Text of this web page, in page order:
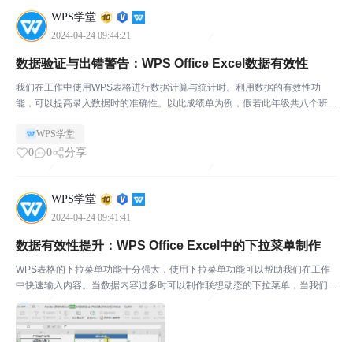
WPS学堂
2024-04-24 09:44:21
数据验证与出错警告：WPS Office Excel数据有效性
我们在工作中使用WPS表格进行数据计算与统计时。利用数据的有效性功
能，可以提高录入数据时的准确性。以此成绩单为例，假若此年级共八个班
据的区域，点击上方菜单栏「数据」-「有效性」按钮。此时...
WPS学堂
0 0 分享
WPS学堂
2024-04-24 09:41:41
数据有效性提升：WPS Office Excel中的下拉菜单制作
WPS表格的下拉菜单功能十分强大，使用下拉菜单功能可以帮助我们在工作
中快速输入内容。当数据内容过多时可以制作联想动态的下拉菜单，当我们输
入一个关键词时，下拉菜单会出现与其相关的内容。￭点击数据-有效性，设置
条件为“序列”。来源中输入=OFFSET($A$1...